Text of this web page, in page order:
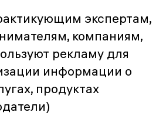
экспертам,
компаниям,
рекламу для
информации о
продуктах